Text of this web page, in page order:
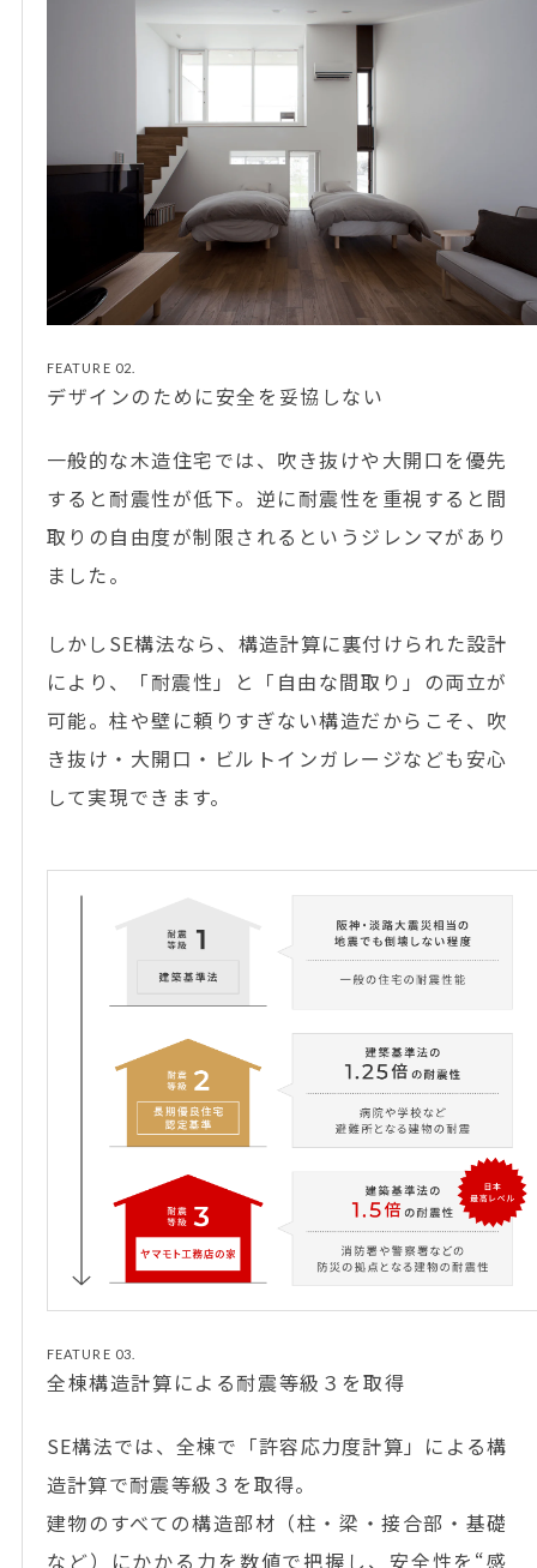
FEATURE 02.
デザインのために安全を妥協しない
一般的な木造住宅では、吹き抜けや大開口を優先
すると耐震性が低下。逆に耐震性を重視すると間
取りの自由度が制限されるというジレンマがあり
ました。
しかしSE構法なら、構造計算に裏付けられた設計
により、「耐震性」と「自由な間取り」の両立が
可能。柱や壁に頼りすぎない構造だからこそ、吹
き抜け・大開口・ビルトインガレージなども安心
して実現できます。
FEATURE 03.
全棟構造計算による耐震等級３を取得
SE構法では、全棟で「許容応力度計算」による構
造計算で耐震等級３を取得。
建物のすべての構造部材（柱・梁・接合部・基礎
など）にかかる力を数値で把握し、安全性を“感